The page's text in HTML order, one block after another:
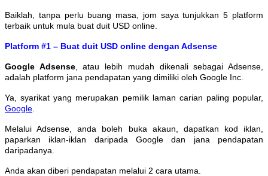
Baiklah, tanpa perlu buang masa, jom saya tunjukkan 5 platform
terbaik untuk mula buat duit USD online.
Platform #1 – Buat duit USD online dengan Adsense
Google Adsense, atau lebih mudah dikenali sebagai Adsense,
adalah platform jana pendapatan yang dimiliki oleh Google Inc.
Ya, syarikat yang merupakan pemilik laman carian paling popular,
Google
Melalui Adsense, anda boleh buka akaun, dapatkan kod iklan,
paparkan iklan-iklan daripada Google dan jana pendapatan
daripadanya.
Anda akan diberi pendapatan melalui 2 cara utama.